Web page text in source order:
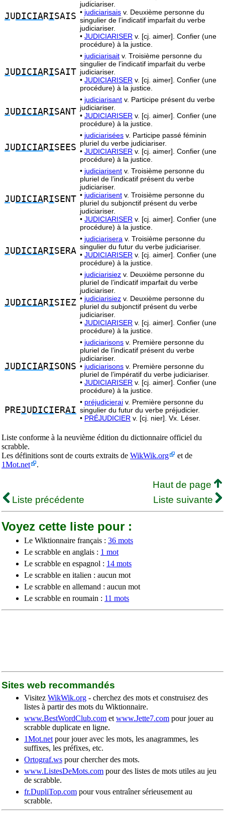
JU DICIARISAIS
judiciariser.
• judiciarisais v. Deuxième personne du
singulier de l’indicatif imparfait du verbe
judiciariser.
• JUDICIARISER v. [cj. aimer]. Confier (une
procédure) à la justice.
JU DICIARISAIT
• judiciarisait v. Troisième personne du
singulier de l’indicatif imparfait du verbe
judiciariser.
• JUDICIARISER v. [cj. aimer]. Confier (une
procédure) à la justice.
JU DICIARISANT
• judiciarisant v. Participe présent du verbe
judiciariser.
• JUDICIARISER v. [cj. aimer]. Confier (une
procédure) à la justice.
JU DICIARISEES
• judiciarisées v. Participe passé féminin
pluriel du verbe judiciariser.
• JUDICIARISER v. [cj. aimer]. Confier (une
procédure) à la justice.
JU DICIARISENT
• judiciarisent v. Troisième personne du
pluriel de l’indicatif présent du verbe
judiciariser.
• judiciarisent v. Troisième personne du
pluriel du subjonctif présent du verbe
judiciariser.
• JUDICIARISER v. [cj. aimer]. Confier (une
procédure) à la justice.
JU DICIARISERA
• judiciarisera v. Troisième personne du
singulier du futur du verbe judiciariser.
• JUDICIARISER v. [cj. aimer]. Confier (une
procédure) à la justice.
JU DICIARISIEZ
• judiciarisiez v. Deuxième personne du
pluriel de l’indicatif imparfait du verbe
judiciariser.
• judiciarisiez v. Deuxième personne du
pluriel du subjonctif présent du verbe
judiciariser.
• JUDICIARISER v. [cj. aimer]. Confier (une
procédure) à la justice.
JU DICIARISONS
• judiciarisons v. Première personne du
pluriel de l’indicatif présent du verbe
judiciariser.
• judiciarisons v. Première personne du
pluriel de l’impératif du verbe judiciariser.
• JUDICIARISER v. [cj. aimer]. Confier (une
procédure) à la justice.
PREJU DICI ERAI
• préjudicierai v. Première personne du
singulier du futur du verbe préjudicier.
• PRÉJUDICIER v. [cj. nier]. Vx. Léser.
Liste conforme à la neuvième édition du dictionnaire officiel du
scrabble.
Les définitions sont de courts extraits de WikWik.org
et de
1Mot.net
.
Haut de page
Liste précédente
Liste suivante
Voyez cette liste pour :
Le Wiktionnaire français : 36 mots
Le scrabble en anglais : 1 mot
Le scrabble en espagnol : 14 mots
Le scrabble en italien : aucun mot
Le scrabble en allemand : aucun mot
Le scrabble en roumain : 11 mots
Sites web recommandés
Visitez WikWik.org - cherchez des mots et construisez des
listes à partir des mots du Wiktionnaire.
www.BestWordClub.com et www.Jette7.com pour jouer au
scrabble duplicate en ligne.
1Mot.net pour jouer avec les mots, les anagrammes, les
suffixes, les préfixes, etc.
Ortograf.ws pour chercher des mots.
www.ListesDeMots.com pour des listes de mots utiles au jeu
de scrabble.
fr.DupliTop.com pour vous entraîner sérieusement au
scrabble.